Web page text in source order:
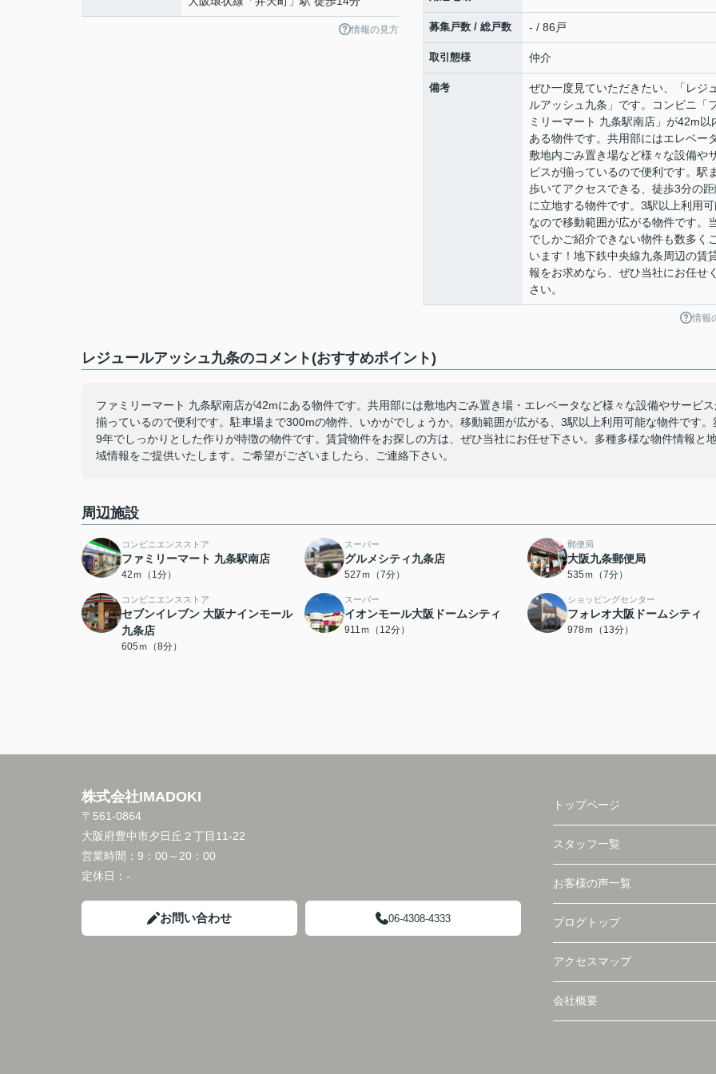
情報の見方 募集戸数 / 総戸数 - / 86戸
取引態様 仲介
備考
ぜひ一度見ていただきたい、「レジ
ルアッシュ九条」です。コンビニ「
ミリーマート 九条駅南店」が42m以
ある物件です。共用部にはエレベー
敷地内ごみ置き場など様々な設備や
ビスが揃っているので便利です。駅
歩いてアクセスできる、徒歩3分の
に立地する物件です。3駅以上利用
なので移動範囲が広がる物件です。
でしかご紹介できない物件も数多く
います！地下鉄中央線九条周辺の賃
報をお求めなら、ぜひ当社にお任せ
さい。
情報
レジュールアッシュ九条のコメント(おすすめポイント)
ファミリーマート 九条駅南店が42mにある物件です。共用部には敷地内ごみ置き場・エレベータなど様々な設備やサービ
揃っているので便利です。駐車場まで300mの物件、いかがでしょうか。移動範囲が広がる、3駅以上利用可能な物件です。
9年でしっかりとした作りが特徴の物件です。賃貸物件をお探しの方は、ぜひ当社にお任せ下さい。多種多様な物件情報と
域情報をご提供いたします。ご希望がございましたら、ご連絡下さい。
周辺施設
コンビニエンスストア
ファミリーマート 九条駅南店
42ｍ（1分）
スーパー
グルメシティ九条店
527ｍ（7分）
郵便局
大阪九条郵便局
535ｍ（7分）
コンビニエンスストア
セブンイレブン 大阪ナインモール
九条店
605ｍ（8分）
スーパー
イオンモール大阪ドームシティ
911ｍ（12分）
ショッピングセンター
フォレオ大阪ドームシティ
978ｍ（13分）
株式会社IMADOKI
〒561-0864
大阪府豊中市夕日丘２丁目11-22
営業時間： 9：00～20：00
定休日： -
お問い合わせ 06-4308-4333
トップページ
スタッフ一覧
お客様の声一覧
ブログトップ
アクセスマップ
会社概要